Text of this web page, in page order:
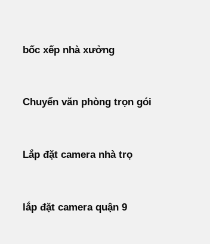
bốc xếp nhà xưởng
Chuyển văn phòng trọn gói
Lắp đặt camera nhà trọ
lắp đặt camera quận 9